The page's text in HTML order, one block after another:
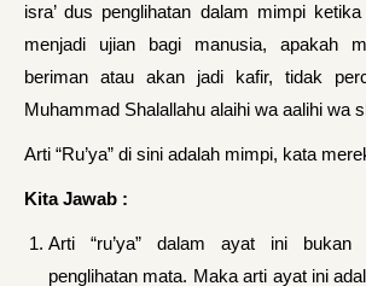
isra’ dus penglihatan dalam mimpi ketika
menjadi ujian bagi manusia, apakah
beriman atau akan jadi kafir, tidak
Muhammad Shalallahu alaihi wa aalihi wa
Arti “Ru’ya” di sini adalah mimpi, kata
Kita Jawab :
Arti “ru’ya” dalam ayat ini bukan
penglihatan mata. Maka arti ayat ini